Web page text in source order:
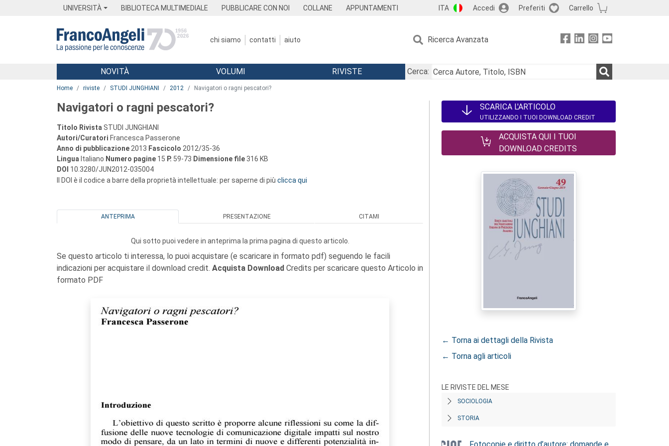
UNIVERSITÀ BIBLIOTECA MULTIMEDIALE PUBBLICARE CON NOI COLLANE APPUNTAMENTI ITA Accedi Preferiti Carrello
chi siamo contatti aiuto Ricerca Avanzata
Menu
NOVITÀ VOLUMI RIVISTE
Cerca:
Home riviste STUDI JUNGHIANI 2012 Navigatori o ragni pescatori?
Navigatori o ragni pescatori?
Titolo Rivista STUDI JUNGHIANI
Autori/Curatori Francesca Passerone
Anno di pubblicazione 2013 Fascicolo 2012/35-36
Lingua Italiano Numero pagine 15 P. 59-73 Dimensione file 316 KB
DOI 10.3280/JUN2012-035004
Il DOI è il codice a barre della proprietà intellettuale: per saperne di più clicca qui
ANTEPRIMA PRESENTAZIONE CITAMI
Qui sotto puoi vedere in anteprima la prima pagina di questo articolo.
Se questo articolo ti interessa, lo puoi acquistare (e scaricare in formato pdf) seguendo le facili
indicazioni per acquistare il download credit. Acquista Download Credits per scaricare questo Articolo in
formato PDF
SCARICA L'ARTICOLO
UTILIZZANDO I TUOI DOWNLOAD CREDIT
ACQUISTA QUI I TUOI
DOWNLOAD CREDITS
← Torna ai dettagli della Rivista
← Torna agli articoli
LE RIVISTE DEL MESE
SOCIOLOGIA
STORIA